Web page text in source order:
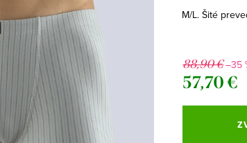
M/L. Šité
88,90 €–35
57,70 €
Jednotková